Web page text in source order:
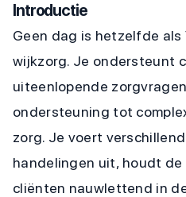
Introductie
Geen dag is hetzelfde
wijkzorg. Je ondersteunt
uiteenlopende
ondersteuning tot
zorg. Je voert
handelingen uit, houdt
cliënten nauwlettend in